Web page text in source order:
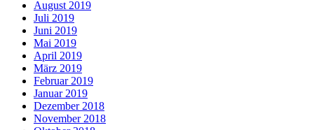
August 2019
Juli 2019
Juni 2019
Mai 2019
April 2019
März 2019
Februar 2019
Januar 2019
Dezember 2018
November 2018